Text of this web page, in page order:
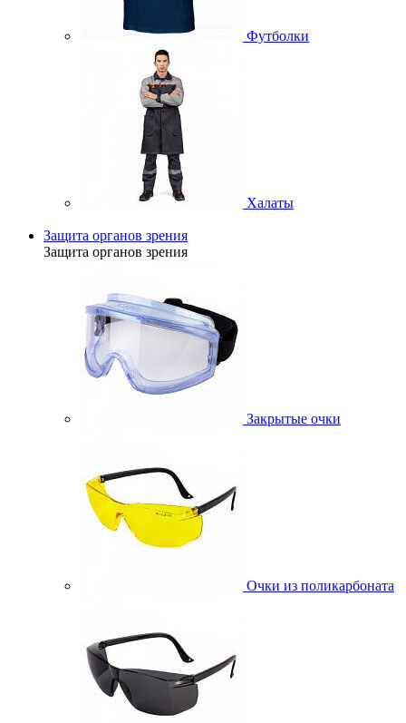
Футболки
Халаты
Защита органов зрения
Защита органов зрения
Закрытые очки
Очки из поликарбоната